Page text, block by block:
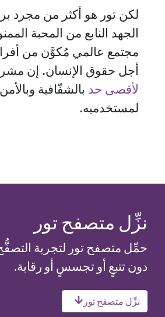
لكن تور هو أكثر من مجرد
الجهد النابع من المحبة
مجتمع عالمي مُكوَّن من
أجل حقوق الإنسان. إن
لأقصى حدبالشفّافية
لمستخدميه.
نزِّل متصفح تور
حمِّل متصفح تور لتجربة
دون تتبعٍ أو تجسسٍ أو رقابة.
نزِّل متصفح تور